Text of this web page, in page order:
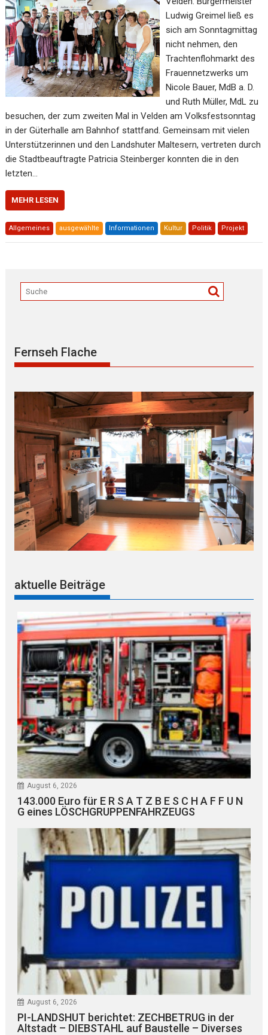
Ludwig Greimel ließ es
sich am Sonntagmittag
nicht nehmen, den
Trachtenflohmarkt des
Frauennetzwerks um
Nicole Bauer, MdB a. D.
und Ruth Müller, MdL zu
besuchen, der zum zweiten Mal in Velden am Volksfestsonntag
in der Güterhalle am Bahnhof stattfand. Gemeinsam mit vielen
Unterstützerinnen und den Landshuter Maltesern, vertreten durch
die Stadtbeauftragte Patricia Steinberger konnten die in den
letzten…
MEHR LESEN
Allgemeines ausgewählte Informationen Kultur Politik Projekt
Fernseh Flache
aktuelle Beiträge
August 6, 2026
143.000 Euro für E R S A T Z B E S C H A F F U N
G eines LÖSCHGRUPPENFAHRZEUGS
August 6, 2026
PI-LANDSHUT berichtet: ZECHBETRUG in der
Altstadt – DIEBSTAHL auf Baustelle – Diverses